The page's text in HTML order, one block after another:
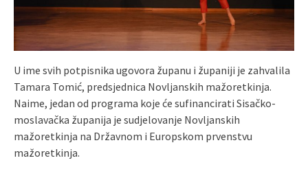
U ime svih potpisnika ugovora županu i županiji je zahvalila
Tamara Tomić, predsjednica Novljanskih mažoretkinja.
Naime, jedan od programa koje će sufinancirati Sisačko-
moslavačka županija je sudjelovanje Novljanskih
mažoretkinja na Državnom i Europskom prvenstvu
mažoretkinja.